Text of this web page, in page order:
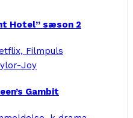
Hotel” sæson 2
Gambit